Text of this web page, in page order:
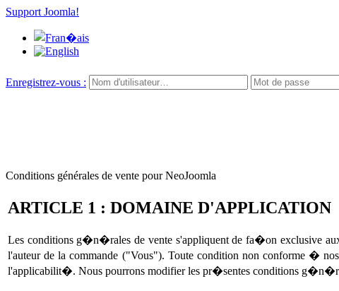
Support Joomla!
Enregistrez-vous :
Conditions générales de vente pour NeoJoomla
ARTICLE 1 : DOMAINE D'APPLICATION
Les conditions g�n�rales de vente s'appliquent de fa�on exclusive
l'auteur de la commande ("Vous"). Toute condition non conforme �
l'applicabilit�. Nous pourrons modifier les pr�sentes conditions